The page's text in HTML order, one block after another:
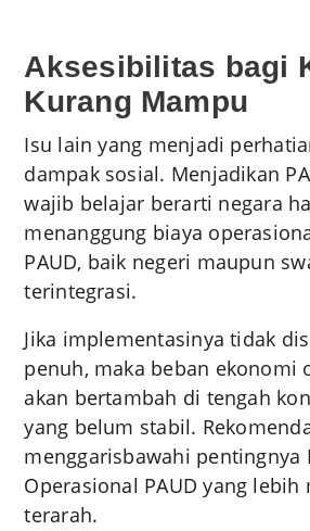
Aksesibilitas bagi
Kurang Mampu
Isu lain yang menjadi
dampak sosial. Menjadikan
wajib belajar berarti negara
menanggung biaya
PAUD, baik negeri maupun
terintegrasi.
Jika implementasinya tidak
penuh, maka beban ekonomi
akan bertambah di tengah
yang belum stabil.
menggarisbawahi pentingnya
Operasional PAUD yang lebih
terarah.